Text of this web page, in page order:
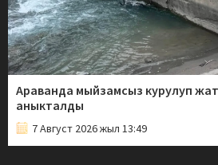
Араванда мыйзамсыз курулуп
аныкталды
7 Август 2026 жыл 13:49